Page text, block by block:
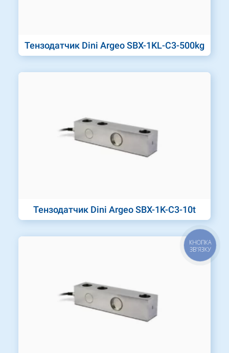
Тензодатчик Dini Argeo SBX-1KL-C3-500kg
Тензодатчик Dini Argeo SBX-1K-C3-10t
КНОПКА
ЗВ'ЯЗКУ